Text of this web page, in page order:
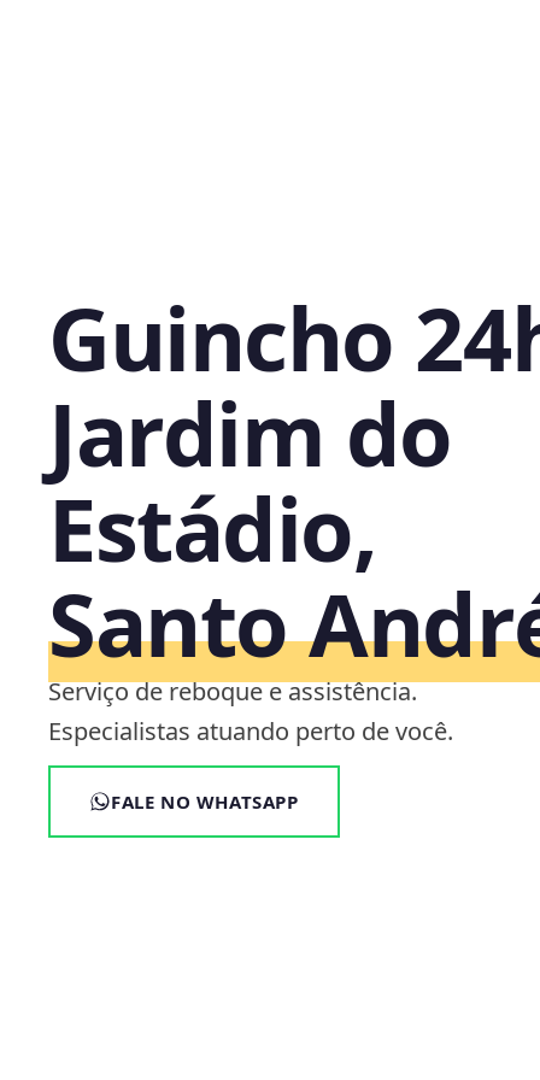
Guincho
Jardim do
Estádio,
Santo
Serviço de reboque e assistência.
Especialistas atuando perto de você.
FALE NO WHATSAPP